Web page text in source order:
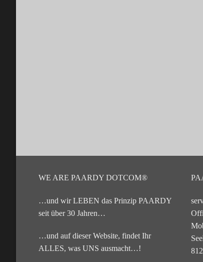
WE ARE PAARDY DOTCOM®
…und wir LEBEN das Prinzip PAARDY
seit über 30 Jahren…
…und auf dieser Website, findet Ihr
ALLES, was UNS ausmacht…!